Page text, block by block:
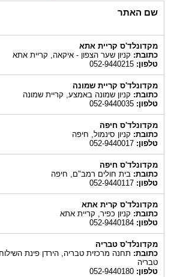
שם האתר
מקדונלד'ס קריית אתא
כתובת:קניון שער הצפון - איקאה, קריית אתא
טלפון:052-9440215
מקדונלד'ס קריית שמונה
כתובת:קניון שמונה באמצע, קריית שמונה
טלפון:052-9440035
מקדונלד'ס חיפה
כתובת:קניון סינמול, חיפה
טלפון:052-9440017
מקדונלד'ס חיפה
כתובת:בית חולים רמב"ם, חיפה
טלפון:052-9440117
מקדונלד'ס קרית אתא
כתובת:קניון כפיר, קריית אתא
טלפון:052-9440184
מקדונלד'ס טבריה
כתובת:תחנה מרכזית טבריה, הירדן פינת השילוח,
טבריה
טלפון:052-9440180